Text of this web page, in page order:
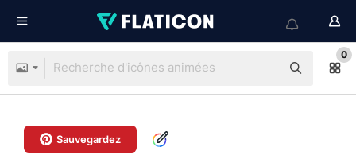
0
Sauvegardez